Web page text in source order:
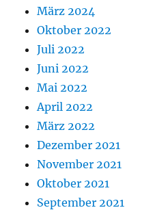
März 2024
Oktober 2022
Juli 2022
Juni 2022
Mai 2022
April 2022
März 2022
Dezember 2021
November 2021
Oktober 2021
September 2021